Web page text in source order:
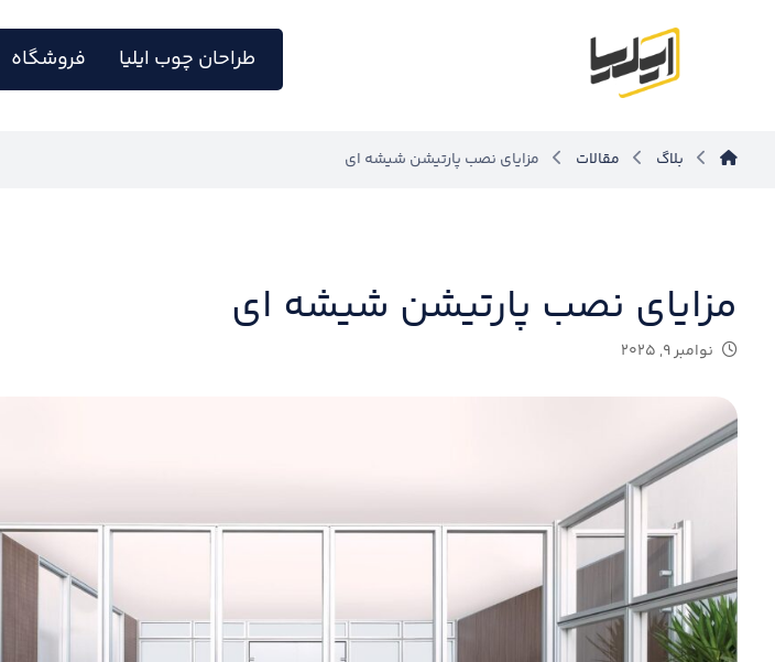
طراحان چوب ایلیا فروشگاه
بلاگ مقالات مزایای نصب پارتیشن شیشه ای
مزایای نصب پارتیشن شیشه ای
نوامبر ۹, ۲۰۲۵